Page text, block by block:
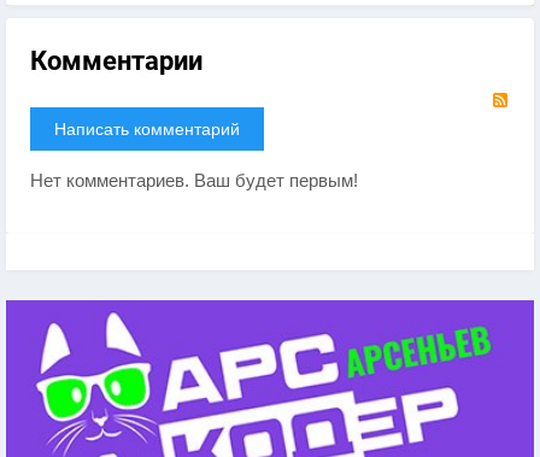
Комментарии
Написать комментарий
Нет комментариев. Ваш будет первым!